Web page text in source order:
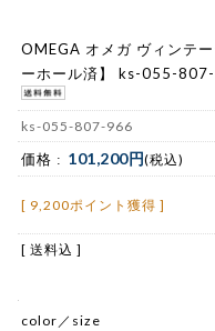
OMEGA オメガ ヴィンテ
ーホール済】 ks-055-
ks-055-807-966
価格 : 101,200円(税込)
[ 9,200ポイント獲得 ]
[ 送料込 ]
color／size